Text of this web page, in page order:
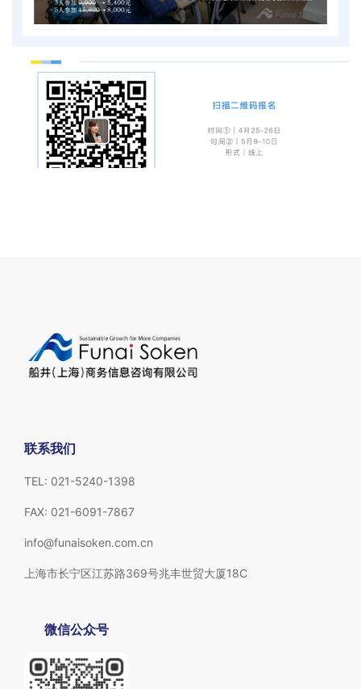
联系我们
TEL: 021-5240-1398
FAX: 021-6091-7867
info@funaisoken.com.cn
上海市长宁区江苏路369号兆丰世贸大厦18C
微信公众号